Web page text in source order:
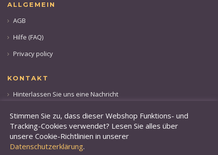
ALLGEMEIN
AGB
Hilfe (FAQ)
Privacy policy
KONTAKT
Hinterlassen Sie uns eine Nachricht
Stimmen Sie zu, dass dieser Webshop Funktions- und
Tracking-Cookies verwendet? Lesen Sie alles über
unsere Cookie-Richtlinien in unserer
Datenschutzerklärung.